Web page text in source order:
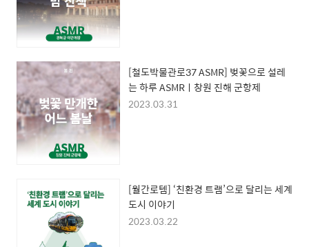
[철도박물관로37 ASMR] 벚꽃으로 설레
는 하루 ASMRㅣ창원 진해 군항제
2023.03.31
[월간로템] ‘친환경 트램’으로 달리는 세계
도시 이야기
2023.03.22